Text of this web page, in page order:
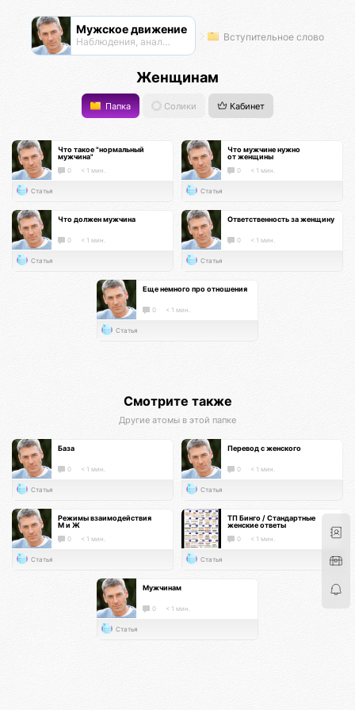
Мужское движение
Наблюдения, анализ, обсуждения Вступительное слово
Женщинам
Папка Солики Кабинет
Что такое "нормальный
мужчина"
0 < 1 мин.
Статья
Что мужчине нужно
от женщины
0 < 1 мин.
Статья
Что должен мужчина
0 < 1 мин.
Статья
Ответственность за женщину
0 < 1 мин.
Статья
Еще немного про отношения
0 < 1 мин.
Статья
Смотрите также
Другие атомы в этой папке
База
0 < 1 мин.
Статья
Перевод с женского
0 < 1 мин.
Статья
Режимы взаимодействия
М и Ж
0 < 1 мин.
Статья
ТП Бинго / Стандартные
женские ответы
0 < 1 мин.
Статья
Мужчинам
0 < 1 мин.
Статья